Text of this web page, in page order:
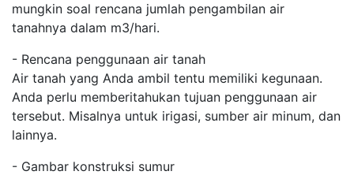
mungkin soal rencana jumlah pengambilan air
tanahnya dalam m3/hari.
- Rencana penggunaan air tanah
Air tanah yang Anda ambil tentu memiliki kegunaan.
Anda perlu memberitahukan tujuan penggunaan air
tersebut. Misalnya untuk irigasi, sumber air minum, dan
lainnya.
- Gambar konstruksi sumur